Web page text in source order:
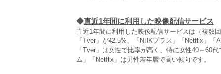
◆直近1年間に利用した映像配信サービス
直近1年間に利用した映像配信サービスは（複数
「Tver」が42.5%、「NHKプラス」「Netflix」
「Tver」は女性で比率が高く、特に女性40～60
ム」「Netflix」は男性若年層で高い傾向です。